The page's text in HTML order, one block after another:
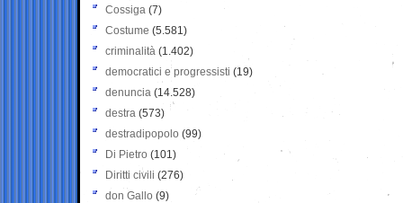
Cossiga (7)
Costume (5.581)
criminalità (1.402)
democratici e progressisti (19)
denuncia (14.528)
destra (573)
destradipopolo (99)
Di Pietro (101)
Diritti civili (276)
don Gallo (9)